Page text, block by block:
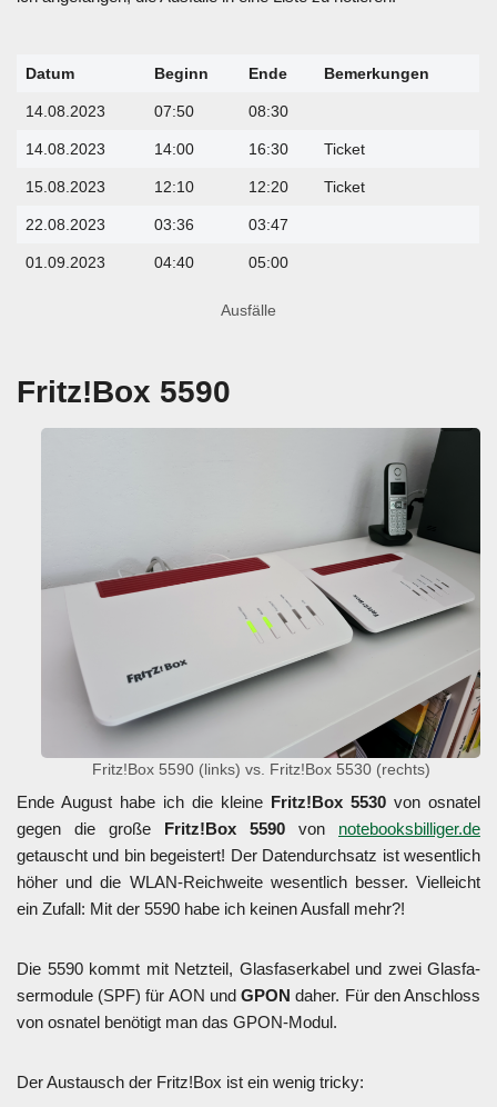
Datum Beginn Ende Bemer­kun­gen
14.08.2023 07:50 08:30
14.08.2023 14:00 16:30 Ticket
15.08.2023 12:10 12:20 Ticket
22.08.2023 03:36 03:47
01.09.2023 04:40 05:00
Aus­fäl­le
Fritz!Box 5590
Fritz!Box 5590 (links) vs. Fritz!Box 5530 (rechts)
Ende August habe ich die klei­ne Fritz!Box 5530 von osna­tel
gegen die gro­ße Fritz!Box 5590 von notebooksbilliger.de
getauscht und bin begeis­tert! Der Daten­durch­satz ist wesent­lich
höher und die WLAN-Reich­wei­te wesent­lich bes­ser. Viel­leicht
ein Zufall: Mit der 5590 habe ich kei­nen Aus­fall mehr?!
Die 5590 kommt mit Netz­teil, Glas­fa­ser­ka­bel und zwei Glas­fa­
ser­mo­du­le (SPF) für AON undGPON daher. Für den Anschloss
von osna­tel benö­tigt man das GPON-Modul.
Der Aus­tausch der Fritz!Box ist ein wenig tri­cky: